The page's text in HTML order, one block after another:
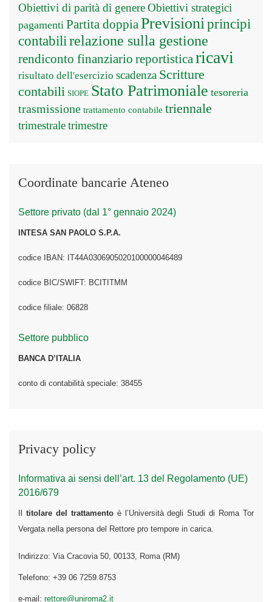
Obiettivi di parità di genereObiettivi strategici
pagamenti Partita doppia Previsioni principi
contabili relazione sulla gestione
rendiconto finanziario reportistica ricavi
risultato dell'esercizio scadenza Scritture
contabili SIOPE Stato Patrimoniale tesoreria
trasmissione trattamento contabile triennale
trimestraletrimestre
Coordinate bancarie Ateneo
Settore privato (dal 1° gennaio 2024)
INTESA SAN PAOLO S.P.A.
codice IBAN: IT44A0306905020100000046489
codice BIC/SWIFT: BCITITMM
codice filiale: 06828
Settore pubblico
BANCA D’ITALIA
conto di contabilità speciale: 38455
Privacy policy
Informativa ai sensi dell’art. 13 del Regolamento (UE)
2016/679
Il titolare del trattamentoè l’Università degli Studi di Roma Tor
Vergata nella persona del Rettore pro tempore in carica.
Indirizzo: Via Cracovia 50, 00133, Roma (RM)
Telefono: +39 06 7259.8753
e-mail: rettore@uniroma2.it